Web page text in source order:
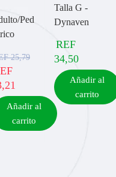
Ped
25,79
Añadir al
carrito
Talla G -
Dynaven
REF
34,50
Añadir al
carrito